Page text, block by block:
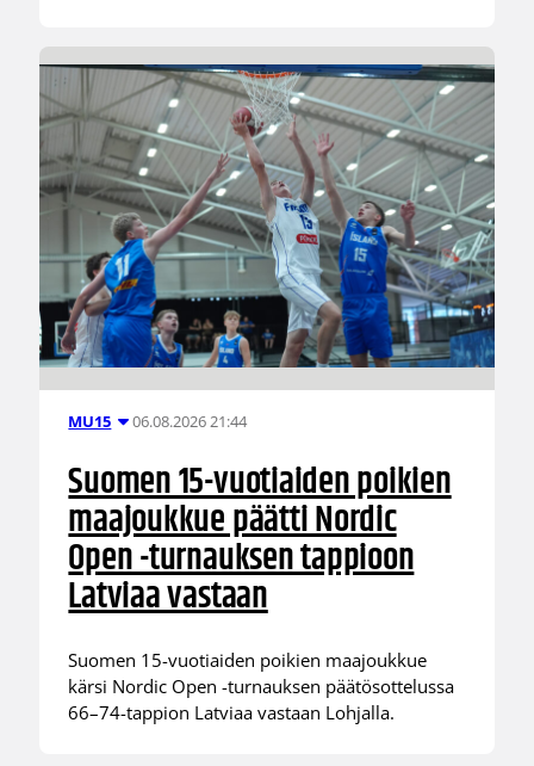
MU15 06.08.2026 21:44
Suomen 15-vuotiaiden poikien
maajoukkue päätti Nordic
Open -turnauksen tappioon
Latviaa vastaan
Suomen 15-vuotiaiden poikien maajoukkue
kärsi Nordic Open -turnauksen päätösottelussa
66–74-tappion Latviaa vastaan Lohjalla.